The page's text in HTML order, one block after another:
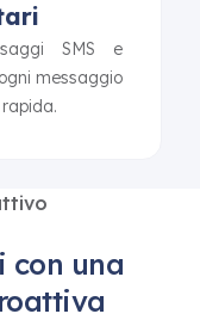
SMS e
messaggio
con una